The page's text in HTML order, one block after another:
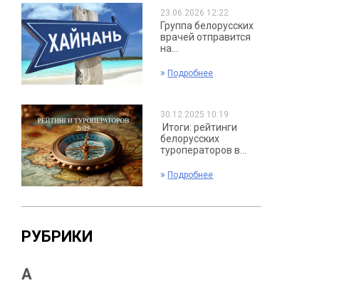
23.06.2026 12:22
Группа белорусских
врачей отправится
на...
» Подробнее
30.12.2025 10:19
Итоги: рейтинги
белорусских
туроператоров в...
» Подробнее
РУБРИКИ
А